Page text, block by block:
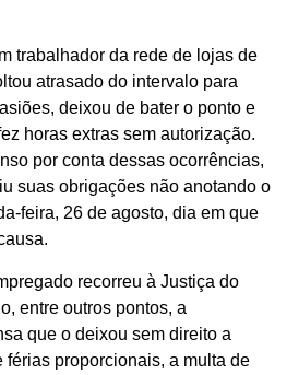
trabalhador da rede de lojas de
atrasado do intervalo para
deixou de bater o ponto e
horas extras sem autorização.
por conta dessas ocorrências,
suas obrigações não anotando o
feira, 26 de agosto, dia em que
recorreu à Justiça do
entre outros pontos, a
que o deixou sem direito a
férias proporcionais, a multa de